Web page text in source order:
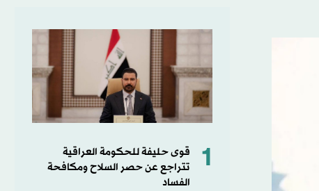
1
قوى حليفة للحكومة العراقية
تتراجع عن حصر السلاح ومكافحة
الفساد